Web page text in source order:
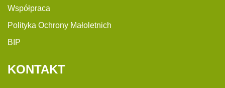
Współpraca
Polityka Ochrony Małoletnich
BIP
KONTAKT